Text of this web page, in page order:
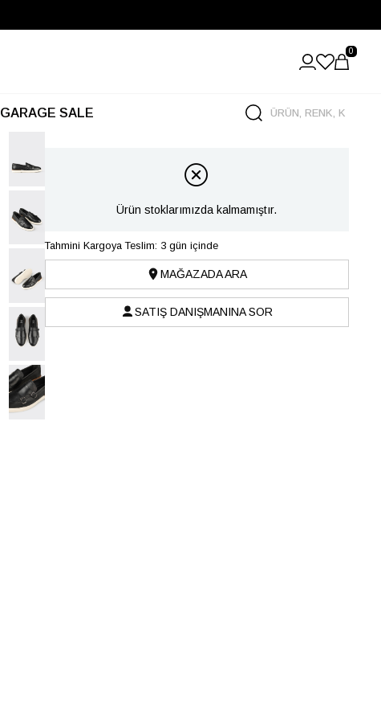
0
GARAGE SALE
Ürün stoklarımızda kalmamıştır.
Tahmini Kargoya Teslim: 3 gün içinde
MAĞAZADA ARA
SATIŞ DANIŞMANINA SOR